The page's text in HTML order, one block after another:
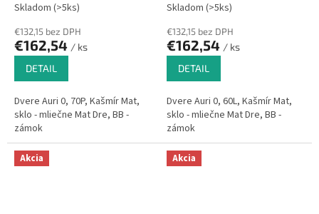
Skladom (>5ks)
€132,15 bez DPH
€162,54 / ks
DETAIL
Dvere Auri 0, 70P, Kašmír Mat,
sklo - mliečne Mat Dre, BB -
zámok
Skladom (>5ks)
€132,15 bez DPH
€162,54 / ks
DETAIL
Dvere Auri 0, 60L, Kašmír Mat,
sklo - mliečne Mat Dre, BB -
zámok
Akcia Akcia